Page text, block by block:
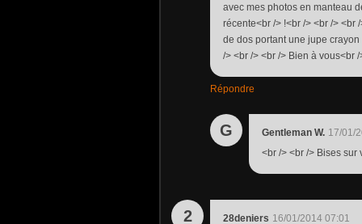
avec mes photos en manteau
récente<br /> !<br /> <br />
de dos portant une jupe
/> <br /> <br /> Bien à vous<br /
Répondre
G Gentleman W. 17/01/
<br /> <br /> Bises sur
2 28deniers 16/01/2014 07:01